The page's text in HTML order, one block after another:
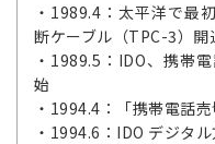
・1989.4：太平洋で最
断ケーブル（TPC-3）開
・1989.5：IDO、携帯
始
・1994.4：「携帯電話
・1994.6：IDO デジタ